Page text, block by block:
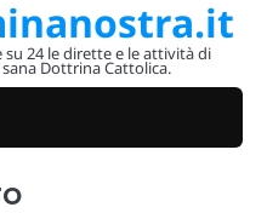
24 le dirette e le attività di
Dottrina Cattolica.